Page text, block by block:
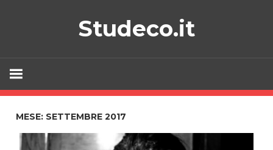
Studeco.it
MESE: SETTEMBRE 2017